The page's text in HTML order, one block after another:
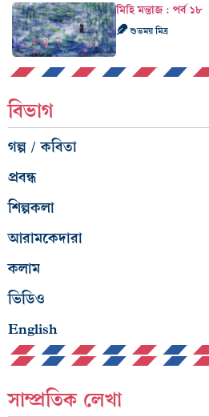
মিহি মন্তাজ : পর্ব ১৮
শুভময় মিত্র
বিভাগ
গল্প / কবিতা
প্রবন্ধ
শিল্পকলা
আরামকেদারা
কলাম
ভিডিও
English
সাম্প্রতিক লেখা